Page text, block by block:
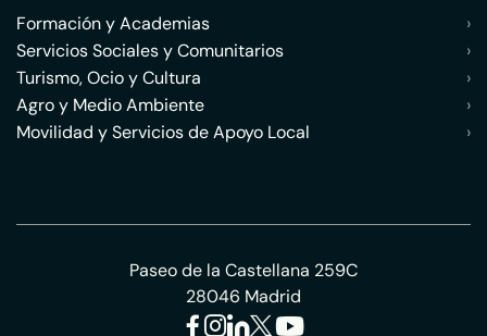
Formación y Academias
›
Servicios Sociales y Comunitarios
›
Turismo, Ocio y Cultura
›
Agro y Medio Ambiente
›
Movilidad y Servicios de Apoyo Local
›
Paseo de la Castellana 259C
28046 Madrid